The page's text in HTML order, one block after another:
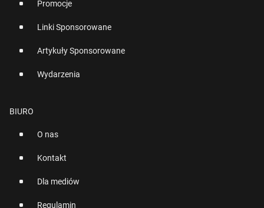
Promocje
Linki Sponsorowane
Artykuły Sponsorowane
Wydarzenia
BIURO
O nas
Kontakt
Dla mediów
Regulamin